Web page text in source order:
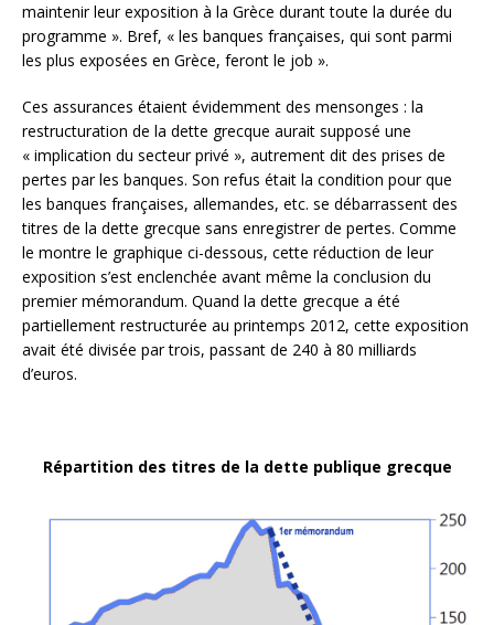
maintenir leur exposition à la Grèce durant toute la durée du
programme ». Bref, « les banques françaises, qui sont parmi
les plus exposées en Grèce, feront le job ».
Ces assurances étaient évidemment des mensonges : la
restructuration de la dette grecque aurait supposé une
« implication du secteur privé », autrement dit des prises de
pertes par les banques. Son refus était la condition pour que
les banques françaises, allemandes, etc. se débarrassent des
titres de la dette grecque sans enregistrer de pertes. Comme
le montre le graphique ci-dessous, cette réduction de leur
exposition s’est enclenchée avant même la conclusion du
premier mémorandum. Quand la dette grecque a été
partiellement restructurée au printemps 2012, cette exposition
avait été divisée par trois, passant de 240 à 80 milliards
d’euros.
Répartition des titres de la dette publique grecque